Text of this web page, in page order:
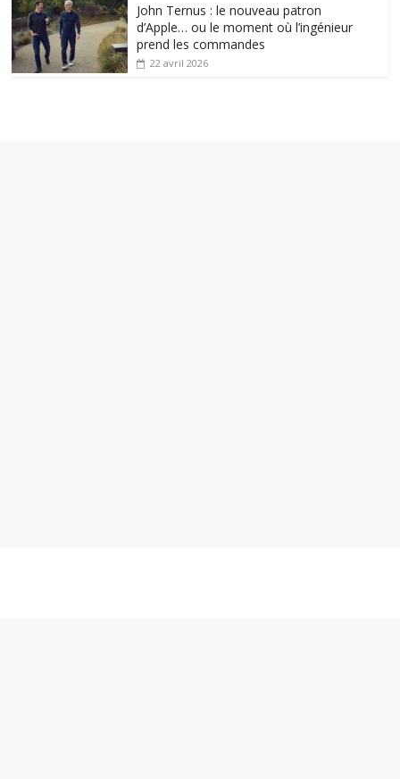
John Ternus : le nouveau patron
d’Apple… ou le moment où l’ingénieur
prend les commandes
22 avril 2026